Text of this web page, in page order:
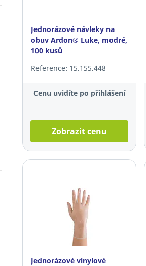
Jednorázové návleky na
obuv Ardon® Luke, modré,
100 kusů
Reference: 15.155.448
Cenu uvidíte po přihlášení
Zobrazit cenu
Jednorázové vinylové